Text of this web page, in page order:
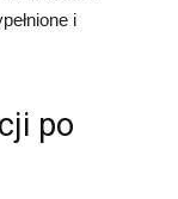
i
po